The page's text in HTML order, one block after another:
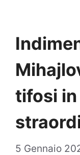
tifosi in
5 Gennaio